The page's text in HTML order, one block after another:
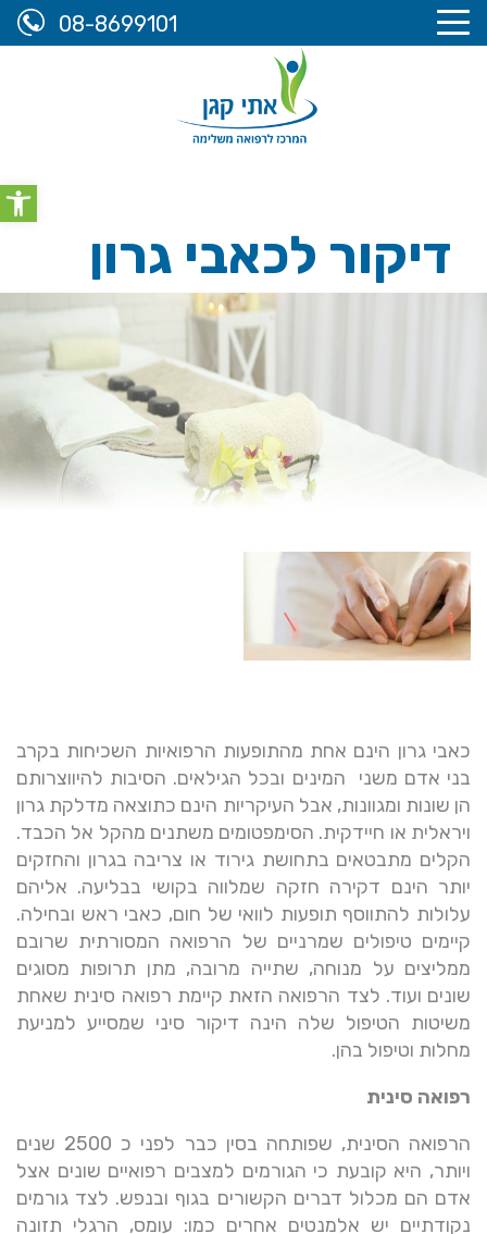
דיקור לכאבי גרון
כאבי גרון הינם אחת מהתופעות הרפואיות השכיחות בקרב
בני אדם משני המינים ובכל הגילאים. הסיבות להיווצרותם
הן שונות ומגוונות, אבל העיקריות הינם כתוצאה מדלקת גרון
ויראלית או חיידקית. הסימפטומים משתנים מהקל אל הכבד.
הקלים מתבטאים בתחושת גירוד או צריבה בגרון והחזקים
יותר הינם דקירה חזקה שמלווה בקושי בבליעה. אליהם
עלולות להתווסף תופעות לוואי של חום, כאבי ראש ובחילה.
קיימים טיפולים שמרניים של הרפואה המסורתית שרובם
ממליצים על מנוחה, שתייה מרובה, מתן תרופות מסוגים
שונים ועוד. לצד הרפואה הזאת קיימת רפואה סינית שאחת
משיטות הטיפול שלה הינה דיקור סיני שמסייע למניעת
מחלות וטיפול בהן.
רפואה סינית
הרפואה הסינית, שפותחה בסין כבר לפני כ 2500 שנים
ויותר, היא קובעת כי הגורמים למצבים רפואיים שונים אצל
אדם הם מכלול דברים הקשורים בגוף ובנפש. לצד גורמים
נקודתיים יש אלמנטים אחרים כמו: עומס, הרגלי תזונה
08-8699101